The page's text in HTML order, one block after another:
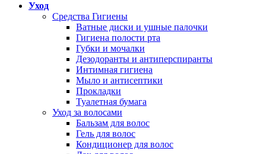
Уход
Средства Гигиены
Ватные диски и ушные палочки
Гигиена полости рта
Губки и мочалки
Дезодоранты и антиперспиранты
Интимная гигиена
Мыло и антисептики
Прокладки
Туалетная бумага
Уход за волосами
Бальзам для волос
Гель для волос
Кондиционер для волос